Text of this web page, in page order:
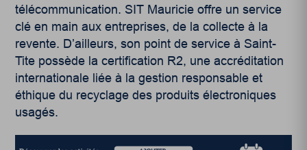
télécommunication. SIT Mauricie offre un service
clé en main aux entreprises, de la collecte à la
revente. D’ailleurs, son point de service à Saint-
Tite possède la certification R2, une accréditation
internationale liée à la gestion responsable et
éthique du recyclage des produits électroniques
usagés.